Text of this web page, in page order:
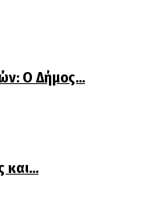
Ο Δήμος…
και…